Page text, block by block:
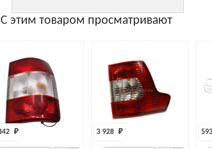
С этим товаром просматривают
3 928 593